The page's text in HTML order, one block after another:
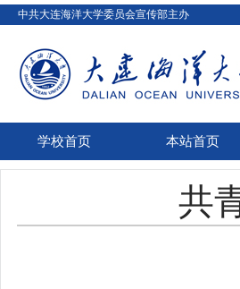
中共大连海洋大学委员会宣传部主办
学校首页 本站首页
共